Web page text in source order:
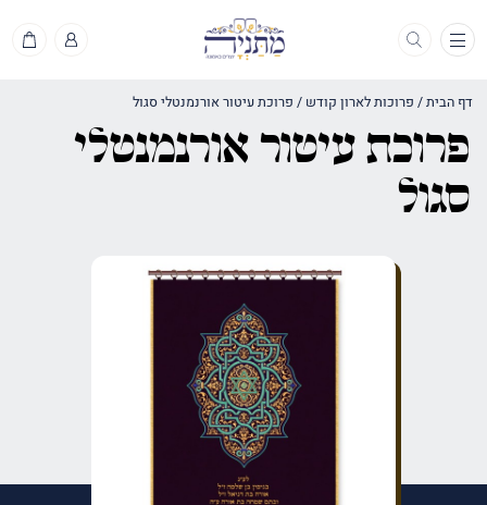
תפריט
דף הבית/ פרוכות לארון קודש / פרוכת עיטור אורנמנטלי סגול
פרוכת עיטור אורנמנטלי
סגול